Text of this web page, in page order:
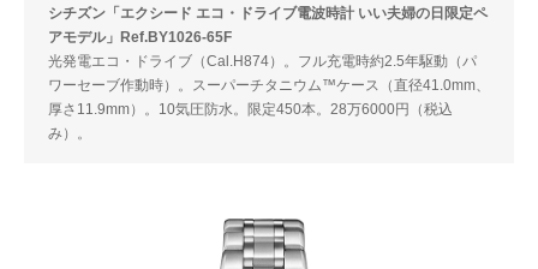
シチズン「エクシード エコ・ドライブ電波時計 いい夫婦の日限定ペ
アモデル」Ref.BY1026-65F
光発電エコ・ドライブ（Cal.H874）。フル充電時約2.5年駆動（パ
ワーセーブ作動時）。スーパーチタニウム™ケース（直径41.0mm、
厚さ11.9mm）。10気圧防水。限定450本。28万6000円（税込
み）。